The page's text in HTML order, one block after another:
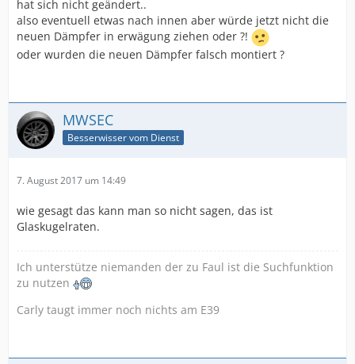
hat sich nicht geändert..
also eventuell etwas nach innen aber würde jetzt nicht die
neuen Dämpfer in erwägung ziehen oder ?!
oder wurden die neuen Dämpfer falsch montiert ?
MWSEC
Besserwisser vom Dienst
7. August 2017 um 14:49
wie gesagt das kann man so nicht sagen, das ist
Glaskugelraten.
Ich unterstütze niemanden der zu Faul ist die Suchfunktion
zu nutzen
Carly taugt immer noch nichts am E39